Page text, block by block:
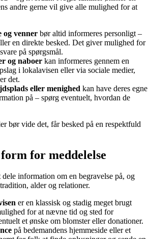
andre gerne vil give alle mulighed for at
og venner bør altid informeres personligt –
en direkte besked. Det giver mulighed for
på spørgsmål.
og naboer kan informeres gennem en
i lokalavisen eller via sociale medier,
det.
eller menighed kan have deres egne
på – spørg eventuelt, hvordan de
bør vide det, får besked på en respektfuld
for meddelelse
information om en begravelse på, og
alder og relationer.
er en klassisk og stadig meget brugt
for at nævne tid og sted for
et ønske om blomster eller donationer.
på bedemandens hjemmeside eller et